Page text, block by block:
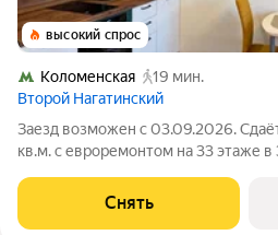
высокий спрос
Коломенская
19 мин.
Второй Нагатинский
Заезд возможен с 03.09.2026.
кв.м. с евроремонтом на 33 этаже
улицу. В подъезде 4
Снять